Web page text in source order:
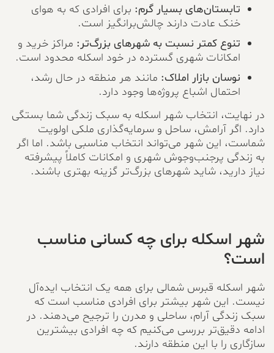
تابستان‌های بسیار گرم:برای افرادی که به هوای
خنک عادت دارند چالش‌برانگیز است.
تنوع کمتر نسبت به شهرهای بزرگ‌تر:مراکز خرید و
امکانات شهری گسترده در خود اسکله محدود است.
نوسان بازار املاک:مانند هر منطقه در حال رشد،
احتمال اشباع پروژه‌ها وجود دارد.
در نهایت، انتخاب شهر اسکله به سبک زندگی شما بستگی
دارد. اگر آرامش، ساحل و سرمایه‌گذاری ملکی اولویت
شماست، این شهر می‌تواند انتخاب مناسبی باشد. اما اگر
به زندگی پرجنب‌وجوش شهری و امکانات کاملاً پیشرفته
نیاز دارید، شاید شهرهای بزرگ‌تر گزینه بهتری باشند.
شهر اسکله برای چه کسانی مناسب
است؟
شهر اسکله قبرس شمالی برای همه یک انتخاب ایده‌آل
نیست. این شهر بیشتر برای افرادی مناسب است که
سبک زندگی آرام، ساحلی و مدرن را ترجیح می‌دهند. در
ادامه دقیق‌تر بررسی می‌کنیم که چه افرادی بیشترین
سازگاری را با این منطقه دارند.